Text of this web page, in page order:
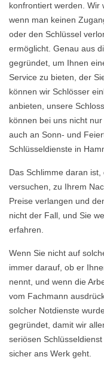
konfrontiert werden. Wir
wenn man keinen
oder den Schlüssel
ermöglicht. Genau aus
gegründet, um Ihnen
Service zu bieten, der
können wir Schlösser
anbieten, unsere
können bei uns nicht
auch an Sonn- und
Schlüsseldienste in
Das Schlimme daran
versuchen, zu Ihrem
Preise verlangen und
nicht der Fall, und Sie
erfahren.
Wenn Sie nicht auf
immer darauf, ob er
nennt, und wenn die
vom Fachmann
solcher Notdienste
gegründet, damit wir
seriösen
sicher ans Werk geht.